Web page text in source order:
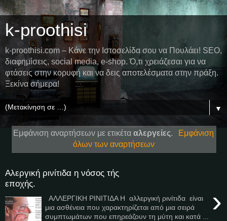
k-proothisi
k-proothisi.com – Κάνε την Ιστοσελίδα σου να Πουλάει! SEO,
διαφημίσεις, social media, e-shop. Ό,τι χρειάζεσαι για να
φτάσεις στην κορυφή και να δεις αποτελέσματα στην πράξη.
Ξεκίνα σήμερα!
▼
Εμφάνιση αναρτήσεων με ετικέτααλεργείες.
Εμφάνιση
όλων των αναρτήσεων
Αλεργική ρινίτιδα η νόσος τής
εποχής.
›
ΑΛΛΕΡΓΙΚΗ ΡΙΝΙΤΙΔΑ Η αλλεργική ρινίτιδα είναι
μια ασθένεια που χαρακτηρίζεται από μια σειρά
συμπτωμάτων που επηρεάζουν τη μύτη και κατά ...